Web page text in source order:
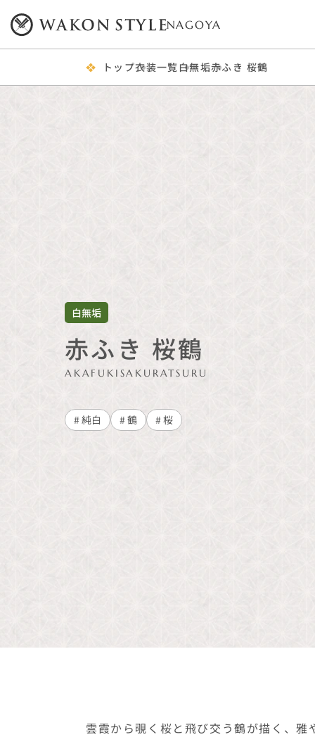
NAGOYA
トップ衣装一覧 白無垢赤ふき 桜鶴
白無垢
赤ふき 桜鶴
AKAFUKISAKURATSURU
# 純白 # 鶴 # 桜
雲霞から覗く桜と飛び交う鶴が描く、